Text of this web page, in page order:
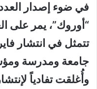
“أوروك”، يمر على
تتمثل في انتشار
جامعة ومدرسة
وأُغلقت تفادياً